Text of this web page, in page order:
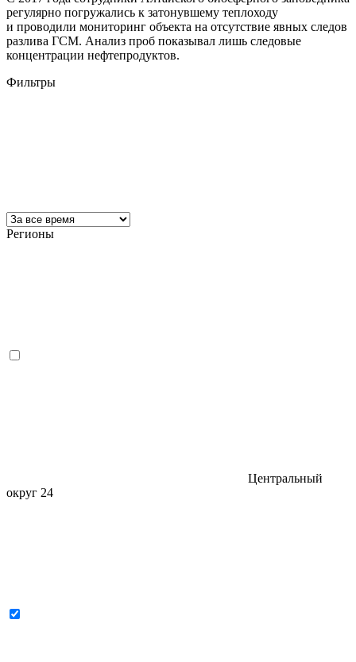
регулярно погружались к затонувшему теплоходу
и проводили мониторинг объекта на отсутствие явных следов
разлива ГСМ. Анализ проб показывал лишь следовые
концентрации нефтепродуктов.
Фильтры
Регионы
Центральный
округ 24